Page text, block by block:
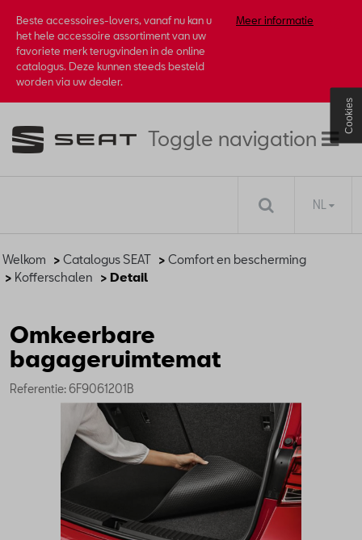
Beste accessoires-lovers, vanaf nu kan u
het hele accessoire assortiment van uw
favoriete merk terugvinden in de online
catalogus. Deze kunnen steeds besteld
worden via uw dealer.
Meer informatie
Toggle navigation
NL
Welkom > Catalogus SEAT > Comfort en bescherming
> Kofferschalen > Detail
Omkeerbare
bagageruimtemat
Referentie: 6F9061201B
Cookies